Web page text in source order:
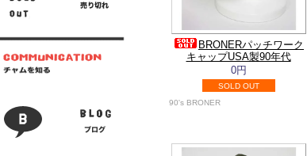
BRONERパッチワーク
キャップUSA製90年代
0円
SOLD OUT
90's BRONER